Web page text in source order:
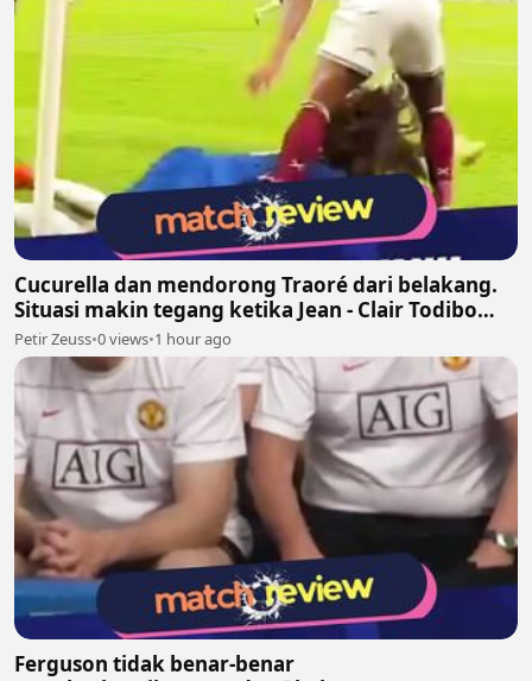
Cucurella dan mendorong Traoré dari belakang.
Situasi makin tegang ketika Jean - Clair Todibo
ikut terlibat dan memegang leher João Pedro
Petir Zeuss•0 views•1 hour ago
Ferguson tidak benar-benar